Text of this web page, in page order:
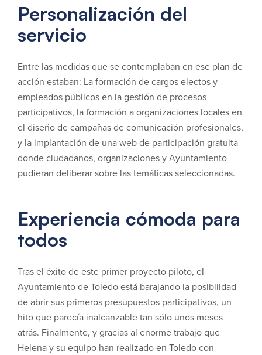
Personalización del
servicio
Entre las medidas que se contemplaban en ese plan de
acción estaban: La formación de cargos electos y
empleados públicos en la gestión de procesos
participativos, la formación a organizaciones locales en
el diseño de campañas de comunicación profesionales,
y la implantación de una web de participación gratuita
donde ciudadanos, organizaciones y Ayuntamiento
pudieran deliberar sobre las temáticas seleccionadas.
Experiencia cómoda para
todos
Tras el éxito de este primer proyecto piloto, el
Ayuntamiento de Toledo está barajando la posibilidad
de abrir sus primeros presupuestos participativos, un
hito que parecía inalcanzable tan sólo unos meses
atrás. Finalmente, y gracias al enorme trabajo que
Helena y su equipo han realizado en Toledo con